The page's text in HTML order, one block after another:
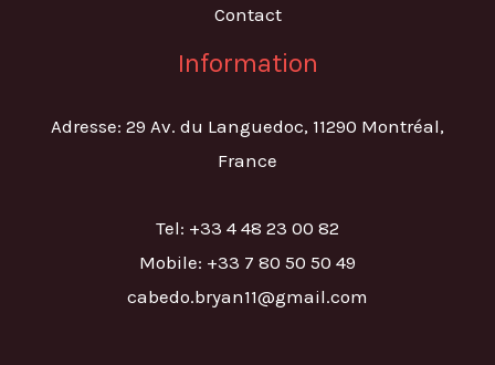
Contact
Information
Adresse: 29 Av. du Languedoc, 11290 Montréal,
France
Tel: +33 4 48 23 00 82
Mobile: +33 7 80 50 50 49
cabedo.bryan11@gmail.com